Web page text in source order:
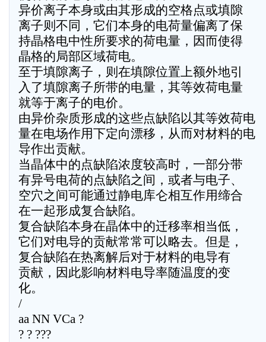
异价离子本身或由其形成的空格点或填隙
离子则不同，它们本身的电荷量偏离了保
持晶格电中性所要求的荷电量，因而使得
晶格的局部区域荷电。
至于填隙离子，则在填隙位置上额外地引
入了填隙离子所带的电量，其等效荷电量
就等于离子的电价。
由异价杂质形成的这些点缺陷以其等效荷电
量在电场作用下定向漂移，从而对材料的电
导作出贡献。
当晶体中的点缺陷浓度较高时，一部分带
有异号电荷的点缺陷之间，或者与电子、
空穴之间可能通过静电库仑相互作用缔合
在一起形成复合缺陷。
复合缺陷本身在晶体中的迁移率相当低，
它们对电导的贡献常常可以略去。但是，
复合缺陷在热离解后对于材料的电导有
贡献，因此影响材料电导率随温度的变
化。
/
aa NN VCa ?
? ? ???